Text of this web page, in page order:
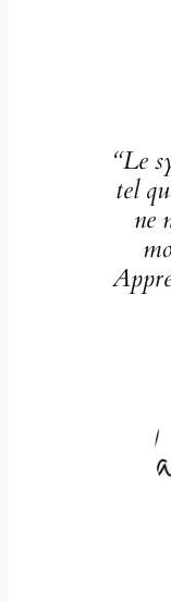
“Le
tel
ne